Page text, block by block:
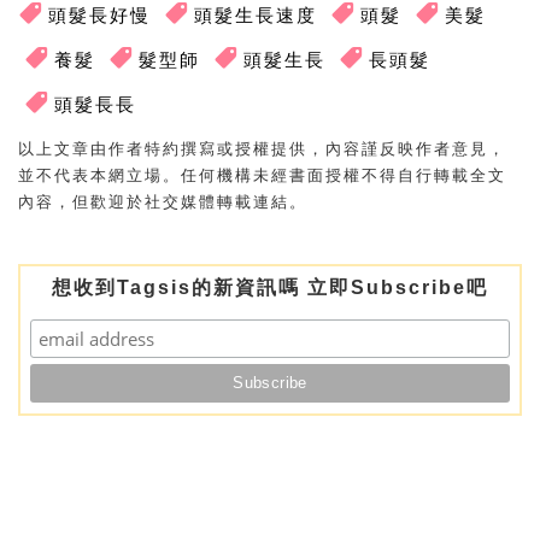
頭髮長好慢 頭髮生長速度 頭髮 美髮
養髮 髮型師 頭髮生長 長頭髮
頭髮長長
以上文章由作者特約撰寫或授權提供，內容謹反映作者意見，
並不代表本網立場。任何機構未經書面授權不得自行轉載全文
內容，但歡迎於社交媒體轉載連結。
想收到Tagsis的新資訊嗎 立即Subscribe吧